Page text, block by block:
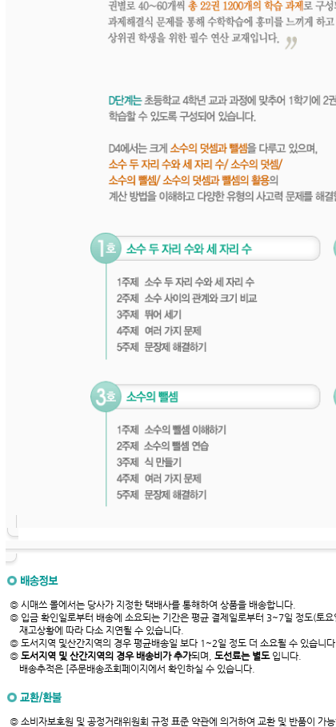
◎ 시매쓰 몰에서는 당사가 지정한 택배사를 통해하여 상품을 배송합니다.
◎ 입금 확인일로부터 배송에 소요되는 기간은 평균 결제일로부터 3~7일 정도(토요
재고상황에 따라 다소 지연될 수 있습니다.
◎ 도서지역 및산간지역의 경우 평균배송일 보다 1~2일 정도 더 소요될 수 있습니다.
◎ 도서지역 및 산간지역의 경우 배송비가 추가되며, 도선료는 별도 입니다.
배송추적은 [주문배송조회페이지에서 확인하실 수 있습니다.
◎ 소비자보호원 및 공정거래위원회 규정 표준 약관에 의거하여 교환 및 반품이 가능